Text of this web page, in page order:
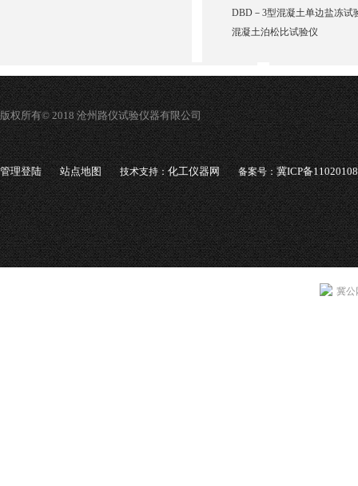
DBD－3型混凝土单边盐冻试
混凝土泊松比试验仪
版权所有© 2018 沧州路仪试验仪器有限公司
管理登陆 站点地图 技术支持：化工仪器网 备案号：冀ICP备
冀公